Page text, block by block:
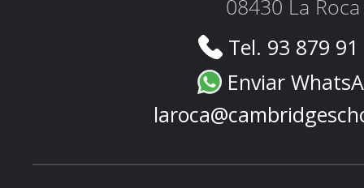
08430 La Roca
Tel. 93 879
Enviar